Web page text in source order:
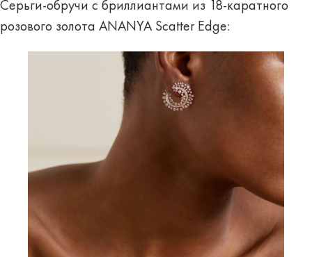
Серьги-обручи с бриллиантами из 18-каратного
розового золота ANANYA Scatter Edge: